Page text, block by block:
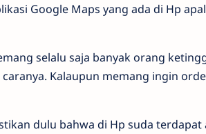
Google Maps yang ada di Hp
selalu saja banyak orang
Kalaupun memang ingin
dulu bahwa di Hp suda terdapat